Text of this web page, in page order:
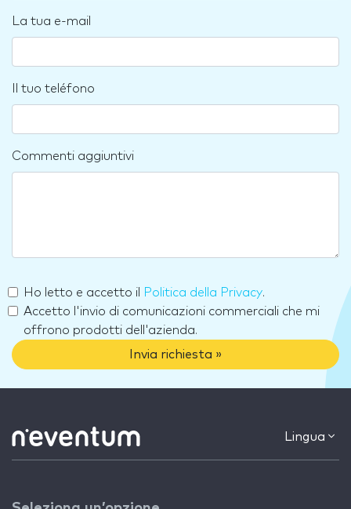
La tua e-mail
Il tuo teléfono
Commenti aggiuntivi
Ho letto e accetto il Politica della Privacy.
Accetto l'invio di comunicazioni commerciali che mi
offrono prodotti dell'azienda.
Invia richiesta »
Lingua